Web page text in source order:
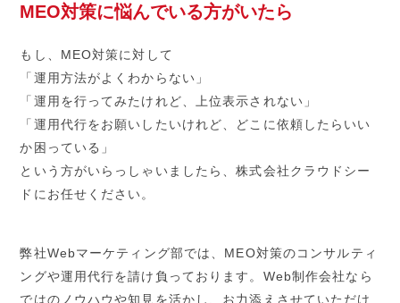
MEO対策に悩んでいる方がいたら
もし、MEO対策に対して
「運用方法がよくわからない」
「運用を行ってみたけれど、上位表示されない」
「運用代行をお願いしたいけれど、どこに依頼したらいい
か困っている」
という方がいらっしゃいましたら、株式会社クラウドシー
ドにお任せください。
弊社Webマーケティング部では、MEO対策のコンサルティ
ングや運用代行を請け負っております。Web制作会社なら
ではのノウハウや知見を活かし、お力添えさせていただけ